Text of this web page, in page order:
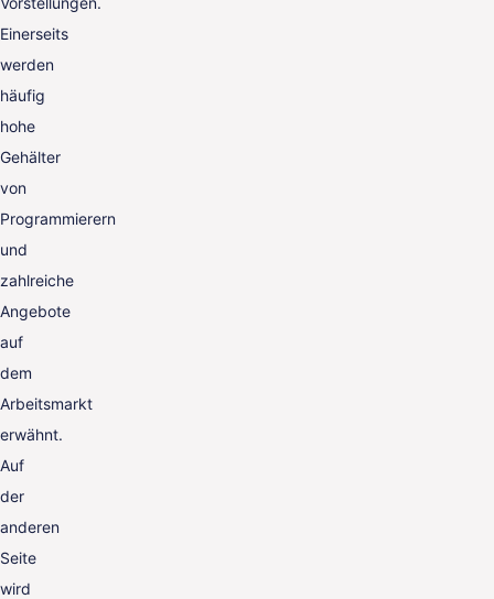
Einerseits
werden
häufig
hohe
Gehälter
von
Programmierern
und
zahlreiche
Angebote
auf
dem
Arbeitsmarkt
erwähnt.
Auf
der
anderen
Seite
wird